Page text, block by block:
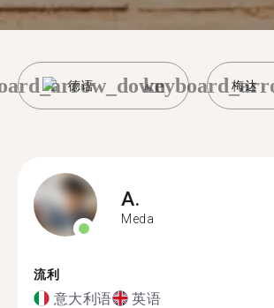
德语 梅达
A.
Meda
流利
意大利语 英语